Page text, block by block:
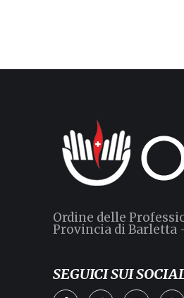
Ordine delle
Provincia di
SEGUICI SUI